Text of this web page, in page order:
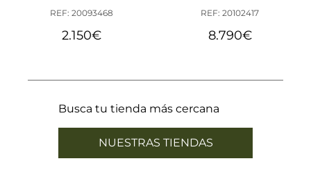
REF: 20093468
2.150€
REF: 20102417
8.790€
Busca tu tienda más cercana
NUESTRAS TIENDAS